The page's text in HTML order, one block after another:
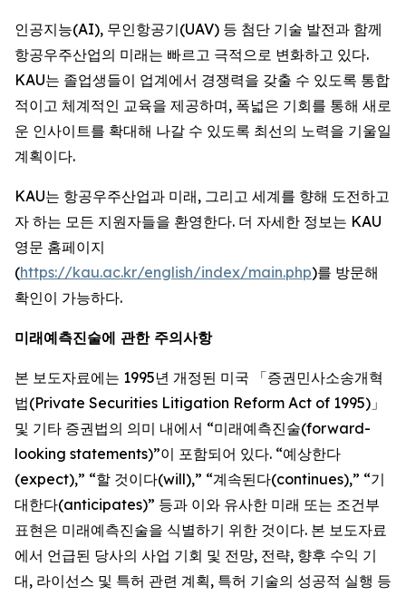
인공지능(AI), 무인항공기(UAV) 등 첨단 기술 발전과 함께
항공우주산업의 미래는 빠르고 극적으로 변화하고 있다.
KAU는 졸업생들이 업계에서 경쟁력을 갖출 수 있도록 통합
적이고 체계적인 교육을 제공하며, 폭넓은 기회를 통해 새로
운 인사이트를 확대해 나갈 수 있도록 최선의 노력을 기울일
계획이다.
KAU는 항공우주산업과 미래, 그리고 세계를 향해 도전하고
자 하는 모든 지원자들을 환영한다. 더 자세한 정보는 KAU
영문 홈페이지
(https://kau.ac.kr/english/index/main.php)를 방문해
확인이 가능하다.
미래예측진술에 관한 주의사항
본 보도자료에는 1995년 개정된 미국 「증권민사소송개혁
법(Private Securities Litigation Reform Act of 1995)」
및 기타 증권법의 의미 내에서 “미래예측진술(forward-
looking statements)”이 포함되어 있다. “예상한다
(expect),” “할 것이다(will),” “계속된다(continues),” “기
대한다(anticipates)” 등과 이와 유사한 미래 또는 조건부
표현은 미래예측진술을 식별하기 위한 것이다. 본 보도자료
에서 언급된 당사의 사업 기회 및 전망, 전략, 향후 수익 기
대, 라이선스 및 특허 관련 계획, 특허 기술의 성공적 실행 등